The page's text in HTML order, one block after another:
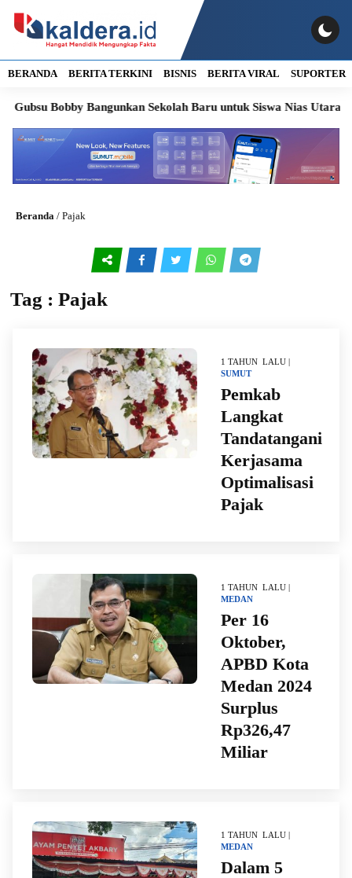
BERANDA BERITA TERKINI BISNIS BERITA VIRAL SUPORTER
Bobby Bangunkan Sekolah Baru untuk Siswa Nias Utara
Beranda / Pajak
Tag : Pajak
1 TAHUN LALU |
SUMUT
Pemkab
Langkat
Tandatangani
Kerjasama
Optimalisasi
Pajak
1 TAHUN LALU |
MEDAN
Per 16
Oktober,
APBD Kota
Medan 2024
Surplus
Rp326,47
Miliar
1 TAHUN LALU |
MEDAN
Dalam 5